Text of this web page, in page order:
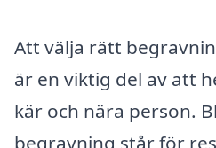
Att välja rätt
är en viktig del av att
kär och nära person.
begravning står för